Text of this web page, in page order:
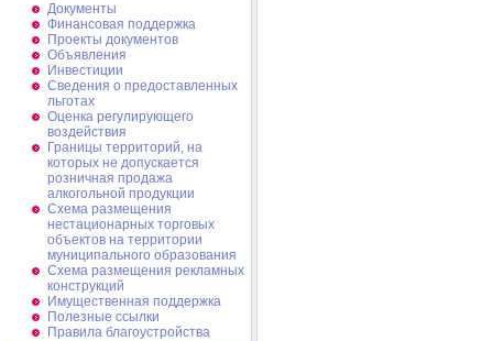
Документы
Финансовая поддержка
Проекты документов
Объявления
Инвестиции
Сведения о предоставленных
льготах
Оценка регулирующего
воздействия
Границы территорий, на
которых не допускается
розничная продажа
алкогольной продукции
Схема размещения
нестационарных торговых
объектов на территории
муниципального образования
Схема размещения рекламных
конструкций
Имущественная поддержка
Полезные ссылки
Правила благоустройства